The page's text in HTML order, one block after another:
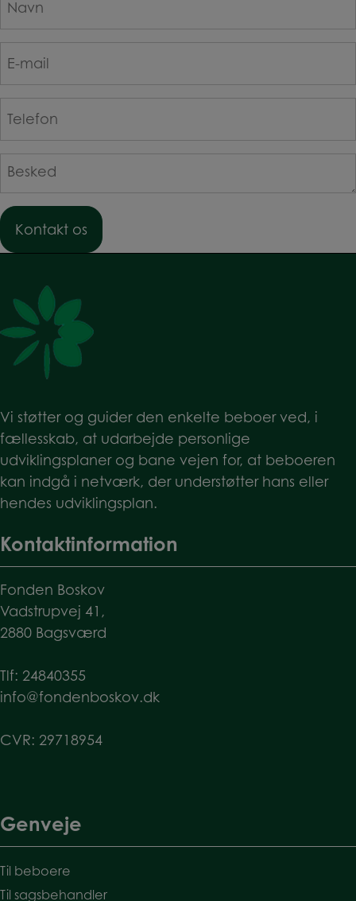
mail
Vi støtter og guider den enkelte beboer ved, i
fællesskab, at udarbejde personlige
udviklingsplaner og bane vejen for, at beboeren
kan indgå i netværk, der understøtter hans eller
hendes udviklingsplan.
Kontaktinformation
Fonden Boskov
Vadstrupvej 41,
2880 Bagsværd
Tlf: 24840355
info@fondenboskov.dk
CVR: 29718954
Genveje
Til beboere
Til sagsbehandler